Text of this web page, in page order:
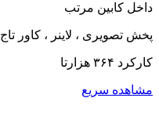
داخل کابین مرتب
پخش تصویری ، لاینر ، کاور تاج
کارکرد ۳۶۴ هزارتا
مشاهده سریع